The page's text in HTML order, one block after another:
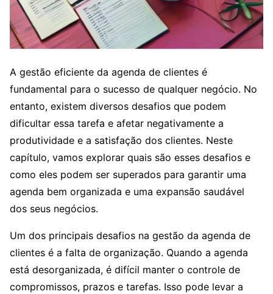
A gestão eficiente da agenda de clientes é
fundamental para o sucesso de qualquer negócio. No
entanto, existem diversos desafios que podem
dificultar essa tarefa e afetar negativamente a
produtividade e a satisfação dos clientes. Neste
capítulo, vamos explorar quais são esses desafios e
como eles podem ser superados para garantir uma
agenda bem organizada e uma expansão saudável
dos seus negócios.
Um dos principais desafios na gestão da agenda de
clientes é a falta de organização. Quando a agenda
está desorganizada, é difícil manter o controle de
compromissos, prazos e tarefas. Isso pode levar a